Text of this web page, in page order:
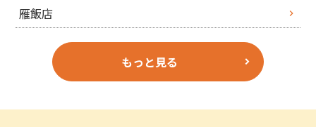
雁飯店
もっと見る